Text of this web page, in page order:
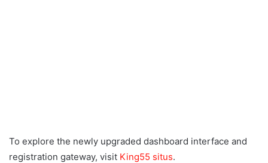
To explore the newly upgraded dashboard interface and
registration gateway, visit King55 situs.